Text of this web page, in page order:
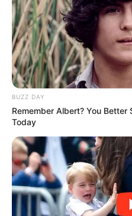
As 7 pautas que
em 2026 — e o
Agosto 07,
Por até 2 anos:
masculino
Agosto 07,
doente: o que
Agosto 07,
FACEBOOK
BUZZ DAY
Remember Albert? You Better
Today